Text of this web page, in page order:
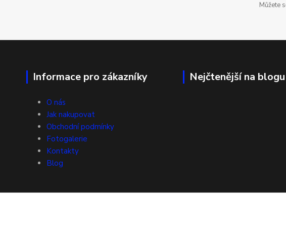
Můžete
Informace pro zákazníky
O nás
Jak nakupovat
Obchodní podmínky
Fotogalerie
Kontakty
Blog
Nejčtenější na blogu